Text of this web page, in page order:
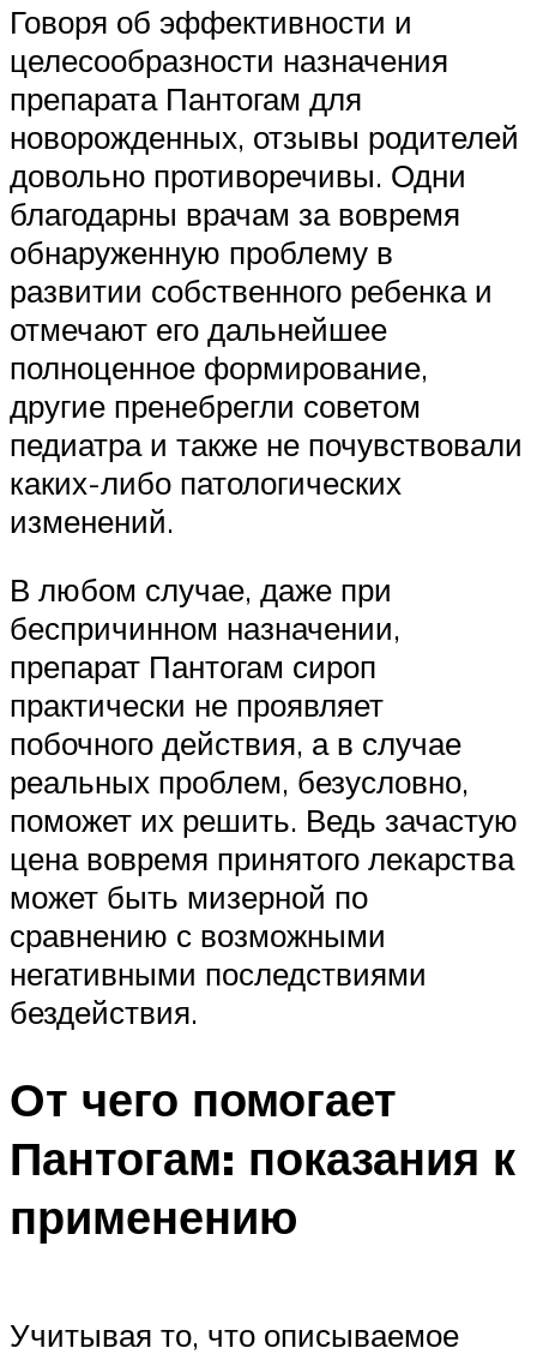
Говоря об эффективности и
целесообразности назначения
препарата Пантогам для
новорожденных, отзывы родителей
довольно противоречивы. Одни
благодарны врачам за вовремя
обнаруженную проблему в
развитии собственного ребенка и
отмечают его дальнейшее
полноценное формирование,
другие пренебрегли советом
педиатра и также не почувствовали
каких-либо патологических
изменений.
В любом случае, даже при
беспричинном назначении,
препарат Пантогам сироп
практически не проявляет
побочного действия, а в случае
реальных проблем, безусловно,
поможет их решить. Ведь зачастую
цена вовремя принятого лекарства
может быть мизерной по
сравнению с возможными
негативными последствиями
бездействия.
От чего помогает
Пантогам: показания к
применению
Учитывая то, что описываемое